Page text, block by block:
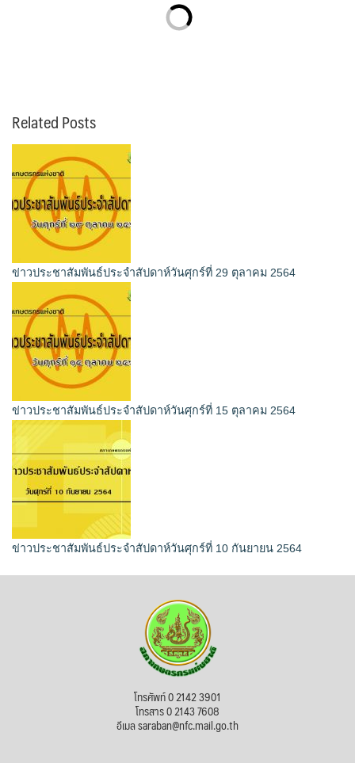
Related Posts
ข่าวประชาสัมพันธ์ประจำสัปดาห์วันศุกร์ที่ 29 ตุลาคม 2564
ข่าวประชาสัมพันธ์ประจำสัปดาห์วันศุกร์ที่ 15 ตุลาคม 2564
ข่าวประชาสัมพันธ์ประจำสัปดาห์วันศุกร์ที่ 10 กันยายน 2564
โทรศัพท์ 0 2142 3901
โทรสาร 0 2143 7608
อีเมล saraban@nfc.mail.go.th